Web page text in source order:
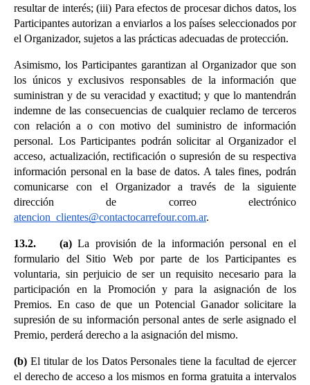
resultar de interés; (iii) Para efectos de procesar dichos datos, los
Participantes autorizan a enviarlos a los países seleccionados por
el Organizador, sujetos a las prácticas adecuadas de protección.
Asimismo, los Participantes garantizan al Organizador que son
los únicos y exclusivos responsables de la información que
suministran y de su veracidad y exactitud; y que lo mantendrán
indemne de las consecuencias de cualquier reclamo de terceros
con relación a o con motivo del suministro de información
personal. Los Participantes podrán solicitar al Organizador el
acceso, actualización, rectificación o supresión de su respectiva
información personal en la base de datos. A tales fines, podrán
comunicarse con el Organizador a través de la siguiente
atencion_clientes@contactocarrefour.com.ar.
13.2.    (a) La provisión de la información personal en el
formulario del Sitio Web por parte de los Participantes es
voluntaria, sin perjuicio de ser un requisito necesario para la
participación en la Promoción y para la asignación de los
Premios. En caso de que un Potencial Ganador solicitare la
supresión de su información personal antes de serle asignado el
Premio, perderá derecho a la asignación del mismo.
(b) El titular de los Datos Personales tiene la facultad de ejercer
el derecho de acceso a los mismos en forma gratuita a intervalos